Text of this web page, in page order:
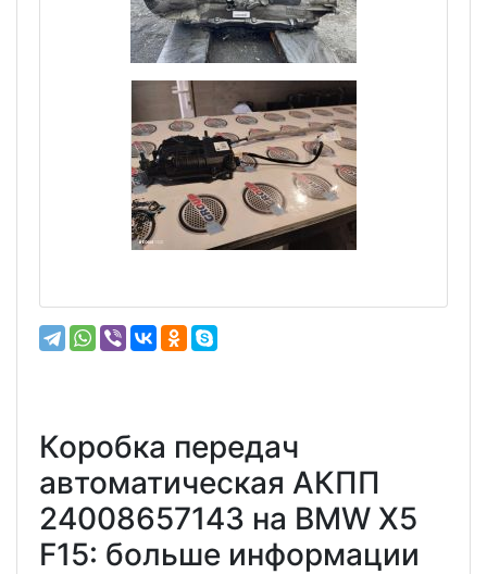
Коробка передач
автоматическая АКПП
24008657143 на BMW X5
F15: больше информации